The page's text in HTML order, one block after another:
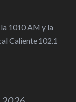
1010 AM y la
Caliente 102.1